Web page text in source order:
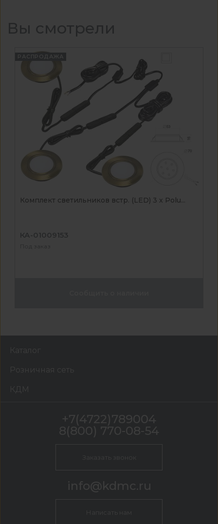
Вы смотрели
РАСПРОДАЖА
Комплект светильников встр. (LED) 3 х Polu...
КА-01009153
Под заказ
Каталог
Розничная сеть
КДМ
+7(4722)789004
8(800) 770-08-54
Заказать звонок
info@kdmc.ru
Написать нам